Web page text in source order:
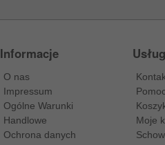
Informacje
O nas
Impressum
Ogólne Warunki
Handlowe
Ochrona danych
Moje